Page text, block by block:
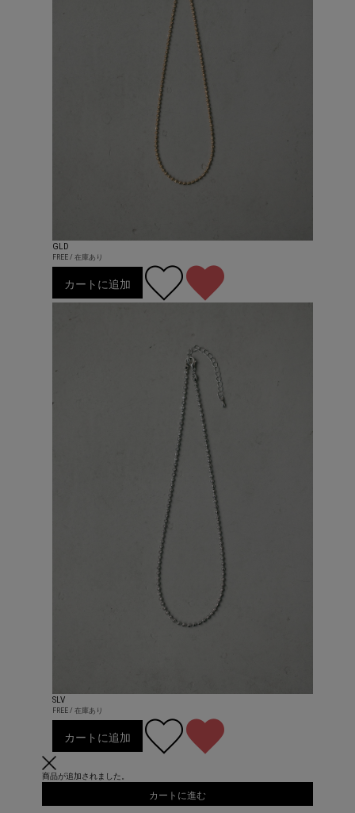
GLD
FREE / 在庫あり
カートに追加
SLV
FREE / 在庫あり
カートに追加
商品が追加されました。
カートに進む